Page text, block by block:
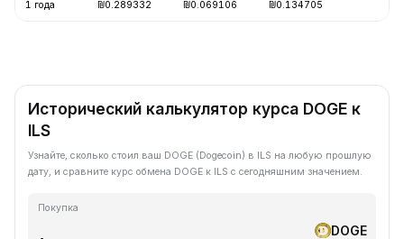
1 года ₪0.289332 ₪0.069106 ₪0.134705
Исторический калькулятор курса DOGE к
ILS
Узнайте, сколько стоил ваш DOGE (Dogecoin) в ILS на любую прошлую
дату, и сравните курс обмена DOGE к ILS с сегодняшним значением.
Покупка
DOGE